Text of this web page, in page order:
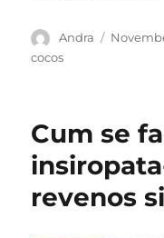
Author
Andra
Posted
cocos
Cum se
revenos